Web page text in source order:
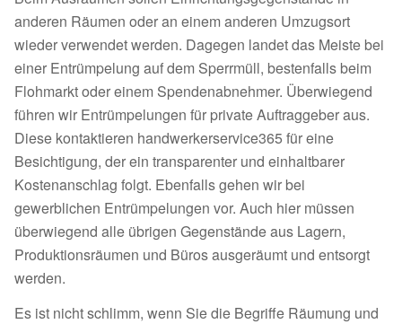
anderen Räumen oder an einem anderen Umzugsort
wieder verwendet werden. Dagegen landet das Meiste bei
einer Entrümpelung auf dem Sperrmüll, bestenfalls beim
Flohmarkt oder einem Spendenabnehmer. Überwiegend
führen wir Entrümpelungen für private Auftraggeber aus.
Diese kontaktieren handwerkerservice365 für eine
Besichtigung, der ein transparenter und einhaltbarer
Kostenanschlag folgt. Ebenfalls gehen wir bei
gewerblichen Entrümpelungen vor. Auch hier müssen
überwiegend alle übrigen Gegenstände aus Lagern,
Produktionsräumen und Büros ausgeräumt und entsorgt
werden.
Es ist nicht schlimm, wenn Sie die Begriffe Räumung und